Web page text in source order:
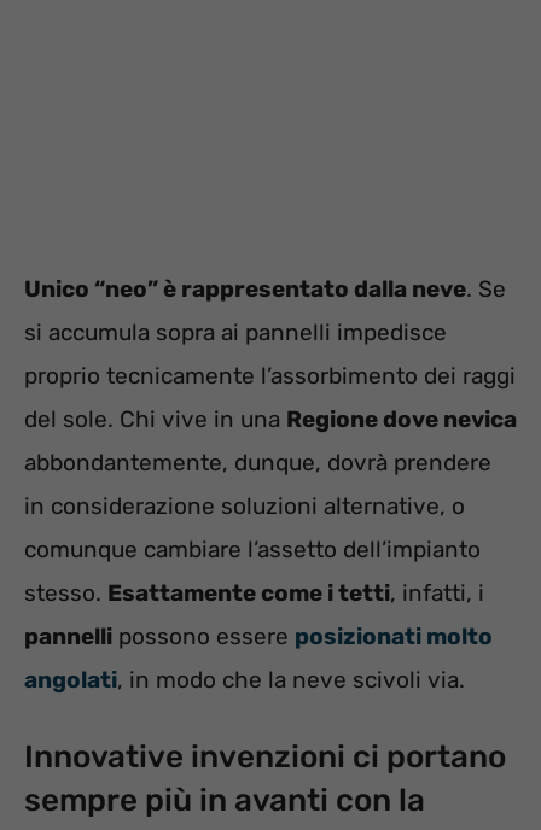
Unico “neo” è rappresentato dalla neve. Se
si accumula sopra ai pannelli impedisce
proprio tecnicamente l’assorbimento dei raggi
del sole. Chi vive in una Regione dove nevica
abbondantemente, dunque, dovrà prendere
in considerazione soluzioni alternative, o
comunque cambiare l’assetto dell’impianto
stesso. Esattamente come i tetti, infatti, i
pannelli possono essere posizionati molto
angolati, in modo che la neve scivoli via.
Innovative invenzioni ci portano
sempre più in avanti con la